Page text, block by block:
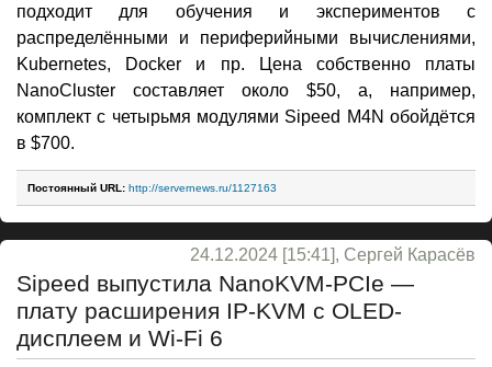
подходит для обучения и экспериментов с
распределёнными и периферийными вычислениями,
Kubernetes, Docker и пр. Цена собственно платы
NanoCluster составляет около $50, а, например,
комплект с четырьмя модулями Sipeed M4N обойдётся
в $700.
Постоянный URL: http://servernews.ru/1127163
24.12.2024 [15:41], Сергей Карасёв
Sipeed выпустила NanoKVM-PCIe —
плату расширения IP-KVM с OLED-
дисплеем и Wi-Fi 6